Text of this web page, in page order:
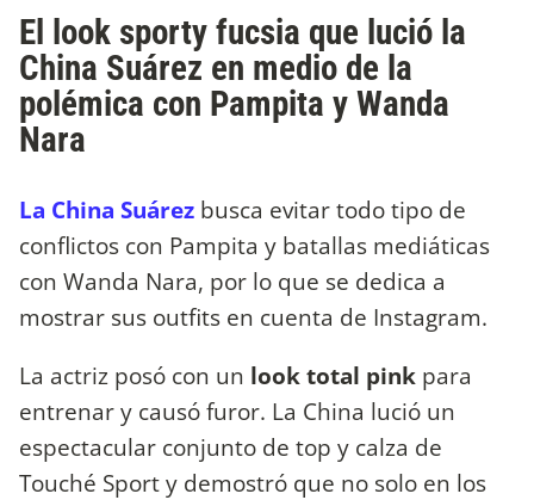
El look sporty fucsia que lució la
China Suárez en medio de la
polémica con Pampita y Wanda
Nara
La China Suárez busca evitar todo tipo de
conflictos con Pampita y batallas mediáticas
con Wanda Nara, por lo que se dedica a
mostrar sus outfits en cuenta de Instagram.
La actriz posó con un looktotal pink para
entrenar y causó furor. La China lució un
espectacular conjunto de top y calza de
Touché Sport y demostró que no solo en los